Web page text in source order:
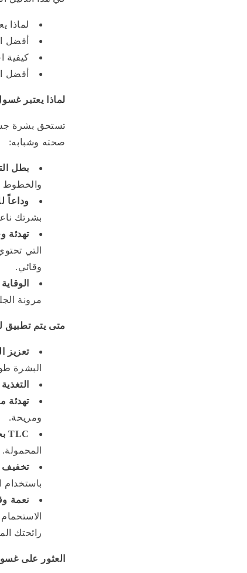
لماذا
أفضل
كيفية
أفضل
لماذا يعتبر
تستحق بشرة
صحته وشبابه:
بطل
والخطوط
وداعاً
بشرتك
تهدئة
التي
وقائي.
مرونة
متى يتم
تعزيز
البشرة
تهدئة
ومريحة.
TLC بحجم السفر:
المحمولة.
تخفيف
نعمة
رائحتك
العثور على